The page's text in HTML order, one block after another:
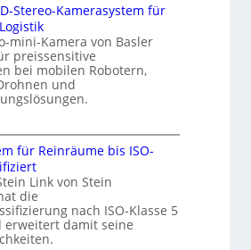
Stereo-Kamerasystem für
mini-Kamera von Basler
preissensitive
bei mobilen Robotern,
und
für Reinräume bis ISO-
Link von Stein
die
nach ISO-Klasse 5
damit seine